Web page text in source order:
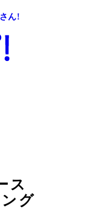
ん!
ス
グ